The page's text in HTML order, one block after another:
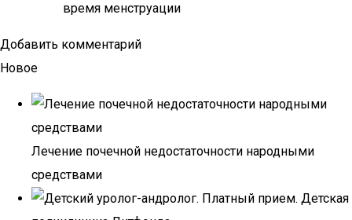
время менструации
Добавить комментарий
Новое
Лечение почечной недостаточности народными
средствами